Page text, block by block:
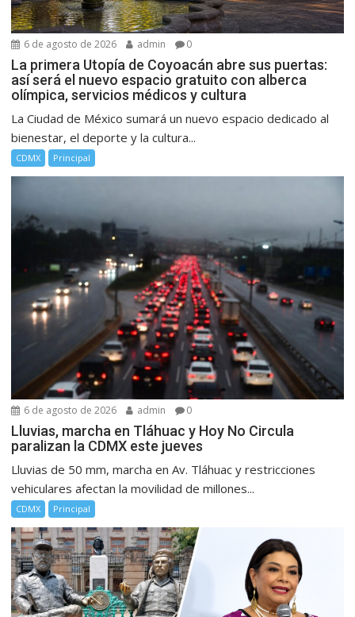
6 de agosto de 2026 admin 0
La primera Utopía de Coyoacán abre sus puertas:
así será el nuevo espacio gratuito con alberca
olímpica, servicios médicos y cultura
La Ciudad de México sumará un nuevo espacio dedicado al
bienestar, el deporte y la cultura...
CDMX Principal
6 de agosto de 2026 admin 0
Lluvias, marcha en Tláhuac y Hoy No Circula
paralizan la CDMX este jueves
Lluvias de 50 mm, marcha en Av. Tláhuac y restricciones
vehiculares afectan la movilidad de millones...
CDMX Principal